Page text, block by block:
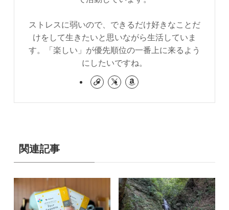
ストレスに弱いので、できるだけ好きなことだ
けをして生きたいと思いながら生活していま
す。「楽しい」が優先順位の一番上に来るよう
にしたいですね。
関連記事